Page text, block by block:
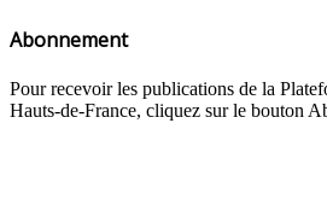
Abonnement
Pour recevoir les publications de la
Hauts-de-France, cliquez sur le bouton